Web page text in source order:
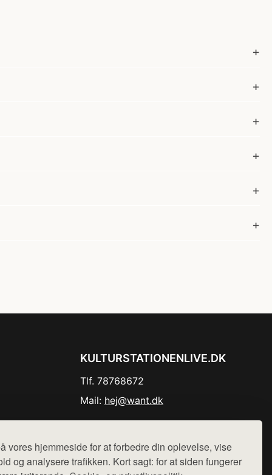
vores hjemmeside for at forbedre din oplevelse, vise
og analysere trafikken. Kort sagt: for at siden fungerer
KULTURSTATIONENLIVE.DK
Tlf. 78768672
Mail: hej@want.dk